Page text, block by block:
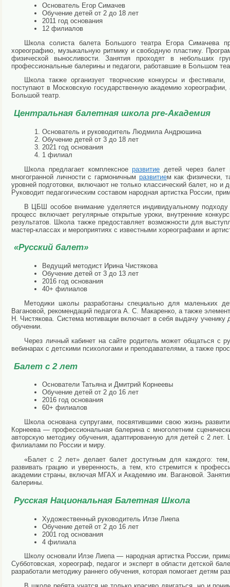
Основатель Егор Симачев
Обучение детей от 2 до 18 лет
2011 год основания
12 филиалов
Школа солиста балета Большого театра Егора Симачева
хореографию, музыкальную ритмику и свободную пластику.
физической выносливости. Занятия проходят в небольших
профессиональные балерины и педагоги, работавшие в Большом
Школа также организует творческие конкурсы и
поступают в Московскую государственную академию
Большой театр.
Центральная балетная школа pre-Академия
Основатель и руководитель Людмила Андрюшина
Обучение детей от 3 до 18 лет
2021 год основания
1 филиал
Школа предлагает комплексноеразвитие детей через балет
многогранной личности с гармоничным развитием как физически,
уровней подготовки, включают не только классический балет, но
Руководит педагогическим составом народная артистка России,
В ЦБШ особое внимание уделяется индивидуальному подходу
процесс включает регулярные открытые уроки, внутренние
результатов. Школа также предоставляет возможности для
мастер-классах и мероприятиях с известными хореографами и
«Русский балет»
Ведущий методист Ирина Чистякова
Обучение детей от 3 до 13 лет
2016 год основания
40+ филиалов
Методики школы разработаны специально для маленьких
Вагановой, рекомендаций педагога А. С. Макаренко, а также
Н. Чистякова. Система мотивации включает в себя выдачу
обучении.
Через личный кабинет на сайте родитель может общаться с
вебинарах с детскими психологами и преподавателями, а также
Балет с 2 лет
Основатели Татьяна и Дмитрий Корнеевы
Обучение детей от 2 до 16 лет
2016 год основания
60+ филиалов
Школа основана супругами, посвятившими свою жизнь
Корнеева — профессиональная балерина с многолетним
авторскую методику обучения, адаптированную для детей с 2
филиалами по России и миру.
«Балет с 2 лет» делает балет доступным для каждого:
развивать грацию и уверенность, а тем, кто стремится к
академии страны, включая МГАХ и Академию им. Вагановой.
балерины.
Русская Национальная Балетная Школа
Художественный руководитель Илзе Лиепа
Обучение детей от 2 до 16 лет
2001 год основания
4 филиала
Школу основали Илзе Лиепа — народная артистка России,
Субботовская, хореограф, педагог и эксперт в области детской
разработали методику раннего обучения, которая помогает детям